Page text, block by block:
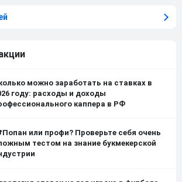
можно заработать на ставках в
году: расходы и доходы
каппера в РФ
или профи? Проверьте себя очень
тестом на знание букмекерской